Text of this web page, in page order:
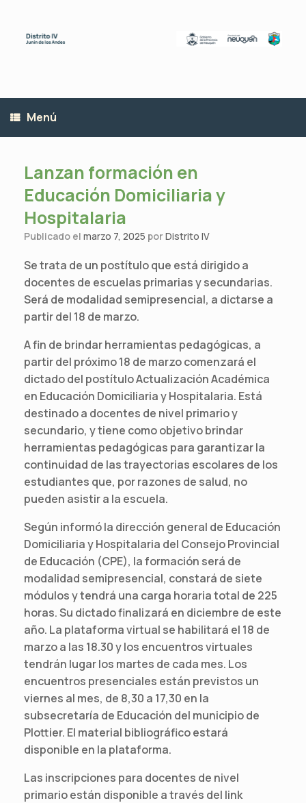
contenido
Menú
Lanzan formación en
Educación Domiciliaria y
Hospitalaria
Publicado el marzo 7, 2025 porDistrito IV
Se trata de un postítulo que está dirigido a
docentes de escuelas primarias y secundarias.
Será de modalidad semipresencial, a dictarse a
partir del 18 de marzo.
A fin de brindar herramientas pedagógicas, a
partir del próximo 18 de marzo comenzará el
dictado del postítulo Actualización Académica
en Educación Domiciliaria y Hospitalaria. Está
destinado a docentes de nivel primario y
secundario, y tiene como objetivo brindar
herramientas pedagógicas para garantizar la
continuidad de las trayectorias escolares de los
estudiantes que, por razones de salud, no
pueden asistir a la escuela.
Según informó la dirección general de Educación
Domiciliaria y Hospitalaria del Consejo Provincial
de Educación (CPE), la formación será de
modalidad semipresencial, constará de siete
módulos y tendrá una carga horaria total de 225
horas. Su dictado finalizará en diciembre de este
año. La plataforma virtual se habilitará el 18 de
marzo a las 18.30 y los encuentros virtuales
tendrán lugar los martes de cada mes. Los
encuentros presenciales están previstos un
viernes al mes, de 8,30 a 17,30 en la
subsecretaría de Educación del municipio de
Plottier. El material bibliográfico estará
disponible en la plataforma.
Las inscripciones para docentes de nivel
primario están disponible a través del link